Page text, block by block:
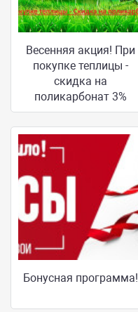
Весенняя акция! При
покупке теплицы -
скидка на
поликарбонат 3%
Бонусная программа!